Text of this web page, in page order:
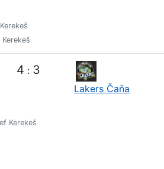
4 : 3
Lakers Čaňa
Kerekeš